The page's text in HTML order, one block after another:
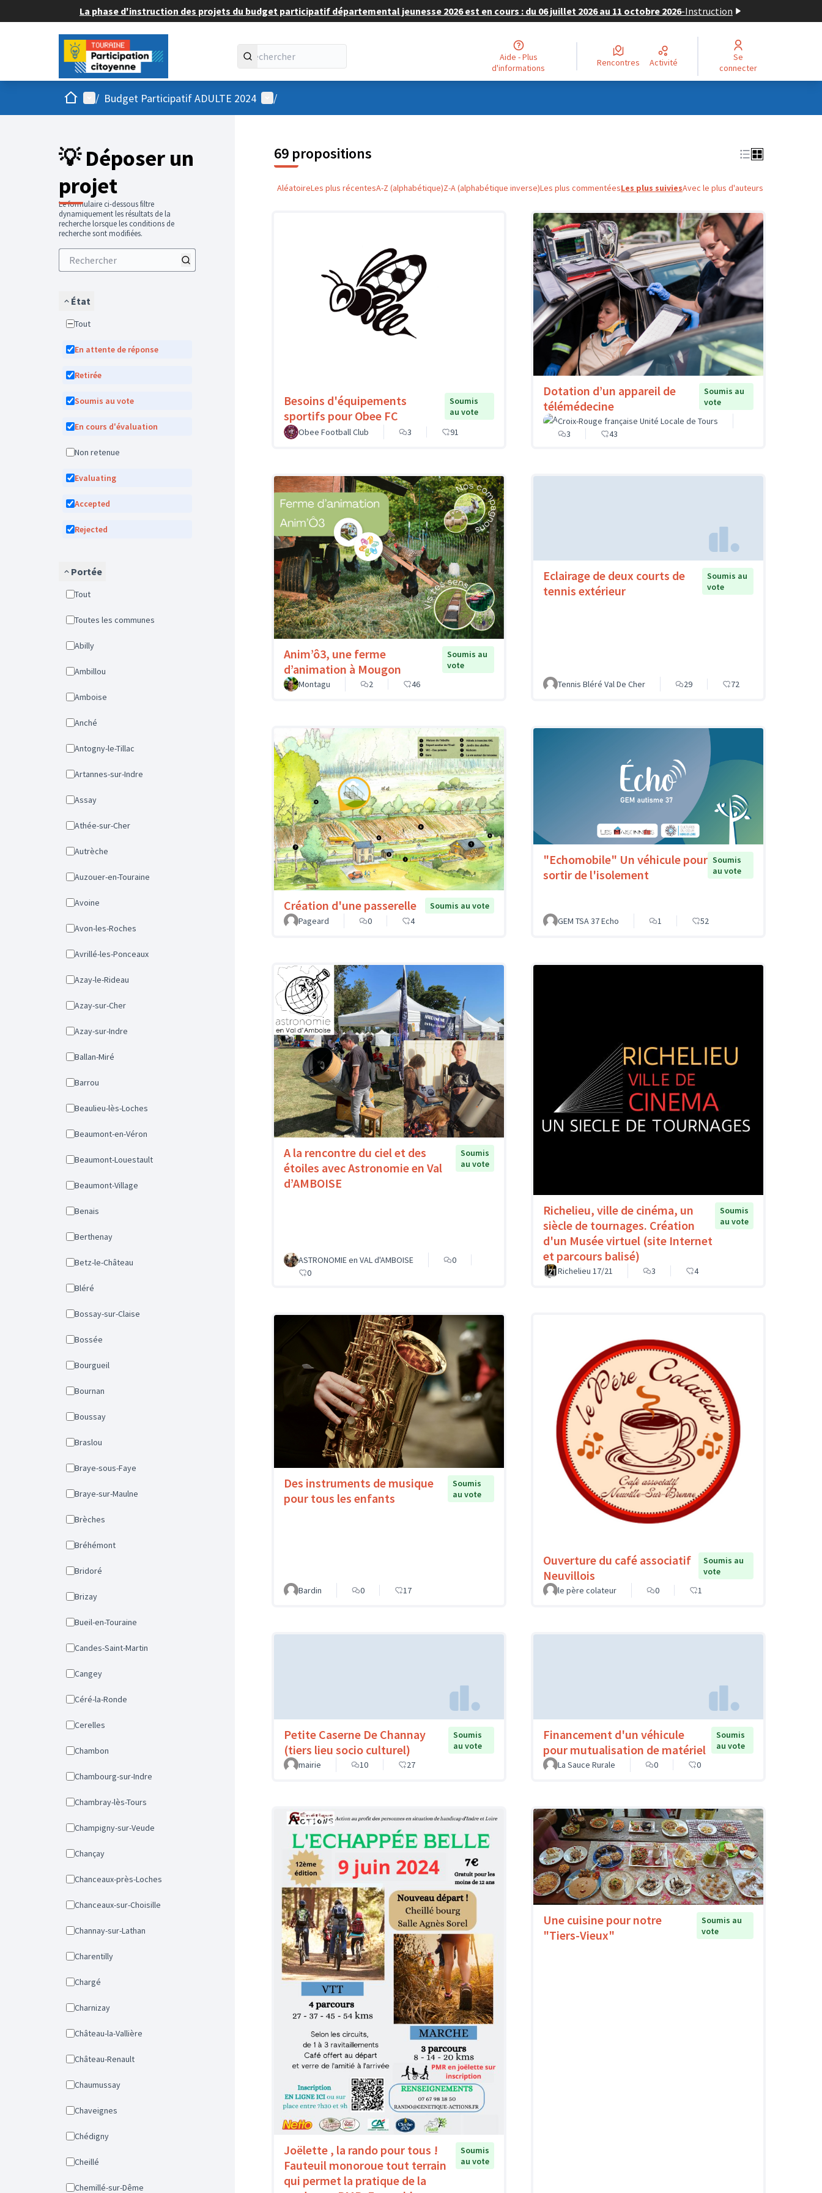
La phase d'instruction des projets du budget participatif départemental jeunesse 2026 est en cours : du 06 juillet 2026 au 11 octobre 2026-Instruction
Aide - Plus
d'informations
Rencontres Activité
Se
connecter
AccueilMenu principal
/ Budget Participatif ADULTE 2024 Menu utilisateur
/
💡 Déposer un
projet
Le formulaire ci-dessous filtre
dynamiquement les résultats de la
recherche lorsque les conditions de
recherche sont modifiées.
État
Tout
En attente de réponse
Retirée
Soumis au vote
En cours d'évaluation
Non retenue
Evaluating
Accepted
Rejected
Portée
Tout
Toutes les communes
Abilly
Ambillou
Amboise
Anché
Antogny-le-Tillac
Artannes-sur-Indre
Assay
Athée-sur-Cher
Autrèche
Auzouer-en-Touraine
Avoine
Avon-les-Roches
Avrillé-les-Ponceaux
Azay-le-Rideau
Azay-sur-Cher
Azay-sur-Indre
Ballan-Miré
Barrou
Beaulieu-lès-Loches
Beaumont-en-Véron
Beaumont-Louestault
Beaumont-Village
Benais
Berthenay
Betz-le-Château
Bléré
Bossay-sur-Claise
Bossée
Bourgueil
Bournan
Boussay
Braslou
Braye-sous-Faye
Braye-sur-Maulne
Brèches
Bréhémont
Bridoré
Brizay
Bueil-en-Touraine
Candes-Saint-Martin
Cangey
Céré-la-Ronde
Cerelles
Chambon
Chambourg-sur-Indre
Chambray-lès-Tours
Champigny-sur-Veude
Chançay
Chanceaux-près-Loches
Chanceaux-sur-Choisille
Channay-sur-Lathan
Charentilly
Chargé
Charnizay
Château-la-Vallière
Château-Renault
Chaumussay
Chaveignes
Chédigny
Cheillé
Chemillé-sur-Dême
69 propositions
AléatoireLes plus récentesA-Z (alphabétique)Z-A (alphabétique inverse)Les plus commentéesLes plus suiviesAvec le plus d'auteurs
Besoins d'équipements
sportifs pour Obee FC
Soumis
au vote
Obee Football Club
3 91
Dotation d’un appareil de
télémédecine
Soumis au
vote
Croix-Rouge française Unité Locale de Tours
3
43
Anim’ô3, une ferme
d’animation à Mougon
Soumis au
vote
Montagu
2 46
Eclairage de deux courts de
tennis extérieur
Soumis au
vote
Tennis Bléré Val De Cher 29 72
Création d'une passerelle
Soumis au vote
Pageard
0 4
"Echomobile" Un véhicule pour
sortir de l'isolement
Soumis
au vote
GEM TSA 37 Echo 1 52
A la rencontre du ciel et des
étoiles avec Astronomie en Val
d’AMBOISE
Soumis
au vote
ASTRONOMIE en VAL d'AMBOISE
0
0
Richelieu, ville de cinéma, un
siècle de tournages. Création
d'un Musée virtuel (site Internet
et parcours balisé)
Soumis
au vote
Richelieu 17/21 3 4
Des instruments de musique
pour tous les enfants
Soumis
au vote
Bardin 0 17
Ouverture du café associatif
Neuvillois
Soumis au
vote
le père colateur
0 1
Petite Caserne De Channay
(tiers lieu socio culturel)
Soumis
au vote
mairie
10 27
Financement d'un véhicule
pour mutualisation de matériel
Soumis
au vote
La Sauce Rurale
0 0
Joëlette , la rando pour tous !
Fauteuil monoroue tout terrain
qui permet la pratique de la
Soumis
au vote
Une cuisine pour notre
"Tiers-Vieux"
Soumis au
vote